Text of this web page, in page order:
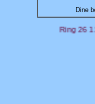
Dine
Ring 26